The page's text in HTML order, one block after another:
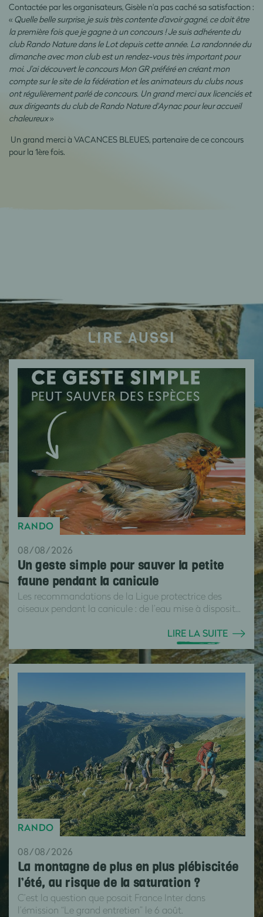
Contactée par les organisateurs, Gisèle n'a pas caché sa satisfaction :
« Quelle belle surprise, je suis très contente d’avoir gagné, ce doit être
la première fois que je gagne à un concours ! Je suis adhérente du
club Rando Nature dans le Lot depuis cette année. La randonnée du
dimanche avec mon club est un rendez-vous très important pour
moi. J’ai découvert le concours Mon GR préféré en créant mon
compte sur le site de la fédération et les animateurs du clubs nous
ont régulièrement parlé de concours. Un grand merci aux licenciés et
aux dirigeants du club de Rando Nature d'Aynac pour leur accueil
chaleureux»
Un grand merci à VACANCES BLEUES, partenaire de ce concours
pour la 1ère fois.
LIRE AUSSI
RANDO
08/08/2026
Un geste simple pour sauver la petite
faune pendant la canicule
Les recommandations de la Ligue protectrice des
oiseaux pendant la canicule : de l’eau mise à disposit...
LIRE LA SUITE
RANDO
08/08/2026
La montagne de plus en plus plébiscitée
l’été, au risque de la saturation ?
C’est la question que posait France Inter dans
l’émission “Le grand entretien” le 6 août.